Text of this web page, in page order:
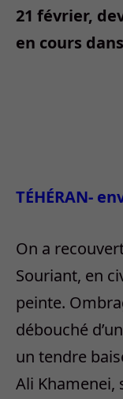
21 février,
en cours
TÉHÉRAN-
On a
Souriant, en
peinte.
débouché
un tendre
Ali Khamenei,